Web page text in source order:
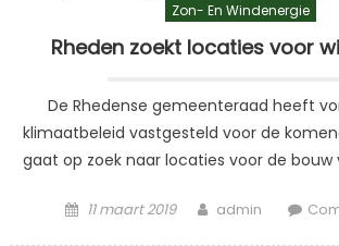
Zon- En Windenergie
Rheden zoekt locaties voor
De Rhedense gemeenteraad heeft
klimaatbeleid vastgesteld voor de
gaat op zoek naar locaties voor de bouw
Posted
11 maart 2019 Author
admin